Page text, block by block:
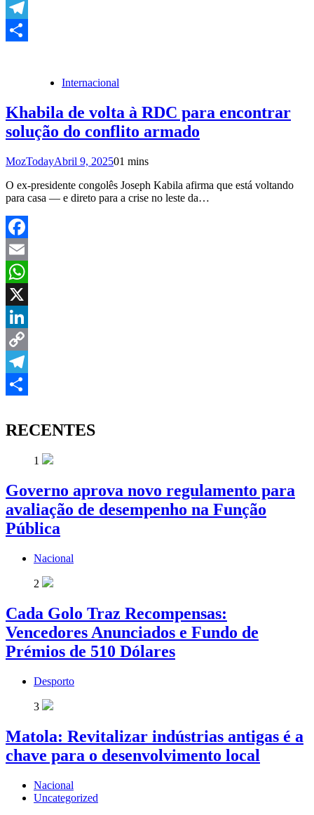
Copy
Link
Telegram
Internacional
Khabila de volta à RDC para encontrar
solução do conflito armado
MozTodayAbril 9, 202501 mins
O ex-presidente congolês Joseph Kabila afirma que está voltando
para casa — e direto para a crise no leste da…
Facebook
Email
WhatsApp
X
LinkedIn
Copy
Link
Telegram
RECENTES
1
Governo aprova novo regulamento para
avaliação de desempenho na Função
Pública
Nacional
2
Cada Golo Traz Recompensas:
Vencedores Anunciados e Fundo de
Prémios de 510 Dólares
Desporto
3
Matola: Revitalizar indústrias antigas é a
chave para o desenvolvimento local
Nacional
Uncategorized